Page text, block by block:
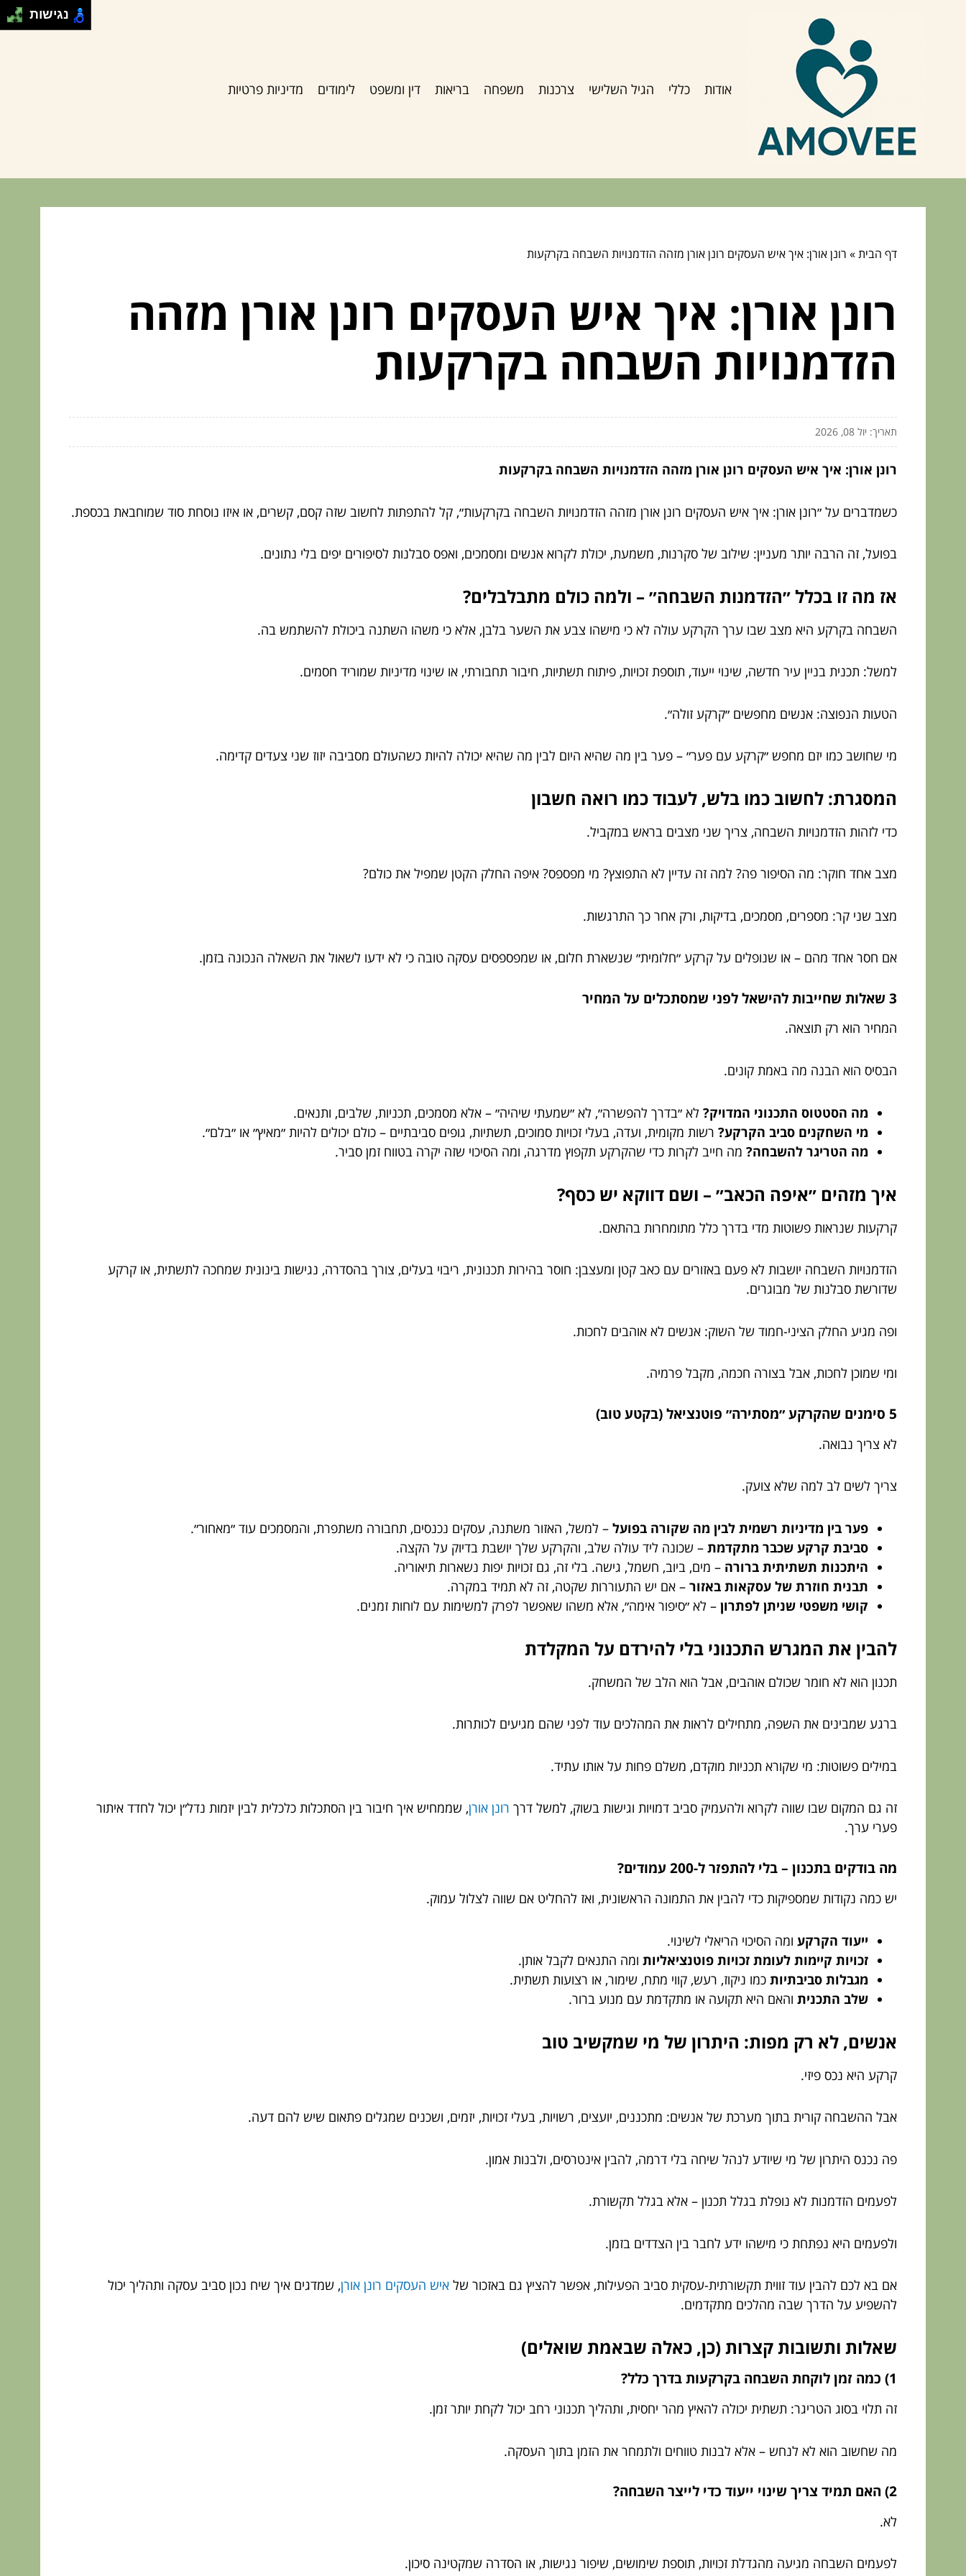
אודות כללי הגיל השלישי צרכנות משפחה בריאות דין ומשפט לימודים מדיניות פרטיות
דף הבית» רונן אורן: איך איש העסקים רונן אורן מזהה הזדמנויות השבחה בקרקעות
רונן אורן: איך איש העסקים רונן אורן מזהה
הזדמנויות השבחה בקרקעות
תאריך: יול 08, 2026
רונן אורן: איך איש העסקים רונן אורן מזהה הזדמנויות השבחה בקרקעות
כשמדברים על ״רונן אורן: איך איש העסקים רונן אורן מזהה הזדמנויות השבחה בקרקעות״, קל להתפתות לחשוב שזה קסם, קשרים, או איזו נוסחת סוד שמוחבאת בכספת.
בפועל, זה הרבה יותר מעניין: שילוב של סקרנות, משמעת, יכולת לקרוא אנשים ומסמכים, ואפס סבלנות לסיפורים יפים בלי נתונים.
אז מה זו בכלל ״הזדמנות השבחה״ – ולמה כולם מתבלבלים?
השבחה בקרקע היא מצב שבו ערך הקרקע עולה לא כי מישהו צבע את השער בלבן, אלא כי משהו השתנה ביכולת להשתמש בה.
למשל: תכנית בניין עיר חדשה, שינוי ייעוד, תוספת זכויות, פיתוח תשתיות, חיבור תחבורתי, או שינוי מדיניות שמוריד חסמים.
הטעות הנפוצה: אנשים מחפשים ״קרקע זולה״.
מי שחושב כמו יזם מחפש ״קרקע עם פער״ – פער בין מה שהיא היום לבין מה שהיא יכולה להיות כשהעולם מסביבה יזוז שני צעדים קדימה.
המסגרת: לחשוב כמו בלש, לעבוד כמו רואה חשבון
כדי לזהות הזדמנויות השבחה, צריך שני מצבים בראש במקביל.
מצב אחד חוקר: מה הסיפור פה? למה זה עדיין לא התפוצץ? מי מפספס? איפה החלק הקטן שמפיל את כולם?
מצב שני קר: מספרים, מסמכים, בדיקות, ורק אחר כך התרגשות.
אם חסר אחד מהם – או שנופלים על קרקע ״חלומית״ שנשארת חלום, או שמפספסים עסקה טובה כי לא ידעו לשאול את השאלה הנכונה בזמן.
3 שאלות שחייבות להישאל לפני שמסתכלים על המחיר
המחיר הוא רק תוצאה.
הבסיס הוא הבנה מה באמת קונים.
מה הסטטוס התכנוני המדויק? לא ״בדרך להפשרה״, לא ״שמעתי שיהיה״ – אלא מסמכים, תכניות, שלבים, ותנאים.
מי השחקנים סביב הקרקע? רשות מקומית, ועדה, בעלי זכויות סמוכים, תשתיות, גופים סביבתיים – כולם יכולים להיות ״מאיץ״ או ״בלם״.
מה הטריגר להשבחה? מה חייב לקרות כדי שהקרקע תקפוץ מדרגה, ומה הסיכוי שזה יקרה בטווח זמן סביר.
איך מזהים ״איפה הכאב״ – ושם דווקא יש כסף?
קרקעות שנראות פשוטות מדי בדרך כלל מתומחרות בהתאם.
הזדמנויות השבחה יושבות לא פעם באזורים עם כאב קטן ומעצבן: חוסר בהירות תכנונית, ריבוי בעלים, צורך בהסדרה, נגישות בינונית שמחכה לתשתית, או קרקע
שדורשת סבלנות של מבוגרים.
ופה מגיע החלק הציני-חמוד של השוק: אנשים לא אוהבים לחכות.
ומי שמוכן לחכות, אבל בצורה חכמה, מקבל פרמיה.
5 סימנים שהקרקע ״מסתירה״ פוטנציאל (בקטע טוב)
לא צריך נבואה.
צריך לשים לב למה שלא צועק.
פער בין מדיניות רשמית לבין מה שקורה בפועל – למשל, האזור משתנה, עסקים נכנסים, תחבורה משתפרת, והמסמכים עוד ״מאחור״.
סביבת קרקע שכבר מתקדמת – שכונה ליד עולה שלב, והקרקע שלך יושבת בדיוק על הקצה.
היתכנות תשתיתית ברורה – מים, ביוב, חשמל, גישה. בלי זה, גם זכויות יפות נשארות תיאוריה.
תבנית חוזרת של עסקאות באזור – אם יש התעוררות שקטה, זה לא תמיד במקרה.
קושי משפטי שניתן לפתרון – לא ״סיפור אימה״, אלא משהו שאפשר לפרק למשימות עם לוחות זמנים.
להבין את המגרש התכנוני בלי להירדם על המקלדת
תכנון הוא לא חומר שכולם אוהבים, אבל הוא הלב של המשחק.
ברגע שמבינים את השפה, מתחילים לראות את המהלכים עוד לפני שהם מגיעים לכותרות.
במילים פשוטות: מי שקורא תכניות מוקדם, משלם פחות על אותו עתיד.
זה גם המקום שבו שווה לקרוא ולהעמיק סביב דמויות וגישות בשוק, למשל דרך רונן אורן, שממחיש איך חיבור בין הסתכלות כלכלית לבין יזמות נדל״ן יכול לחדד איתור
פערי ערך.
מה בודקים בתכנון – בלי להתפזר ל-200 עמודים?
יש כמה נקודות שמספיקות כדי להבין את התמונה הראשונית, ואז להחליט אם שווה לצלול עמוק.
ייעוד הקרקע ומה הסיכוי הריאלי לשינוי.
זכויות קיימות לעומת זכויות פוטנציאליות ומה התנאים לקבל אותן.
מגבלות סביבתיות כמו ניקוז, רעש, קווי מתח, שימור, או רצועות תשתית.
שלב התכנית והאם היא תקועה או מתקדמת עם מנוע ברור.
אנשים, לא רק מפות: היתרון של מי שמקשיב טוב
קרקע היא נכס פיזי.
אבל ההשבחה קורית בתוך מערכת של אנשים: מתכננים, יועצים, רשויות, בעלי זכויות, יזמים, ושכנים שמגלים פתאום שיש להם דעה.
פה נכנס היתרון של מי שיודע לנהל שיחה בלי דרמה, להבין אינטרסים, ולבנות אמון.
לפעמים הזדמנות לא נופלת בגלל תכנון – אלא בגלל תקשורת.
ולפעמים היא נפתחת כי מישהו ידע לחבר בין הצדדים בזמן.
אם בא לכם להבין עוד זווית תקשורתית-עסקית סביב הפעילות, אפשר להציץ גם באזכור של איש העסקים רונן אורן, שמדגים איך שיח נכון סביב עסקה ותהליך יכול
להשפיע על הדרך שבה מהלכים מתקדמים.
שאלות ותשובות קצרות (כן, כאלה שבאמת שואלים)
1) כמה זמן לוקחת השבחה בקרקעות בדרך כלל?
זה תלוי בסוג הטריגר: תשתית יכולה להאיץ מהר יחסית, ותהליך תכנוני רחב יכול לקחת יותר זמן.
מה שחשוב הוא לא לנחש – אלא לבנות טווחים ולתמחר את הזמן בתוך העסקה.
2) האם תמיד צריך שינוי ייעוד כדי לייצר השבחה?
לא.
לפעמים השבחה מגיעה מהגדלת זכויות, תוספת שימושים, שיפור נגישות, או הסדרה שמקטינה סיכון.
נגישות